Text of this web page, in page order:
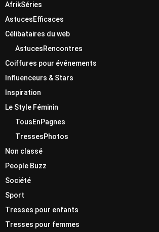
AfrikSéries
AstucesEfficaces
Célibataires du web
AstucesRencontres
Coiffures pour événements
Influenceurs & Stars
Inspiration
Le Style Féminin
TousEnPagnes
TressesPhotos
Non classé
People Buzz
Société
Sport
Tresses pour enfants
Tresses pour femmes